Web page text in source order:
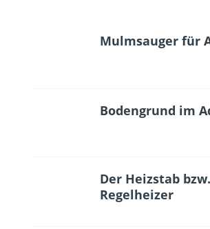
Mulmsauger für
Bodengrund im
Der Heizstab bzw.
Regelheizer